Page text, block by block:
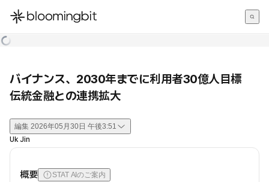
한국어
バイナンス、2030年までに利用者30億人目標
伝統金融との連携拡大
編集 2026年05月30日 午後3:51
Uk Jin
概要 STAT AIのご案内